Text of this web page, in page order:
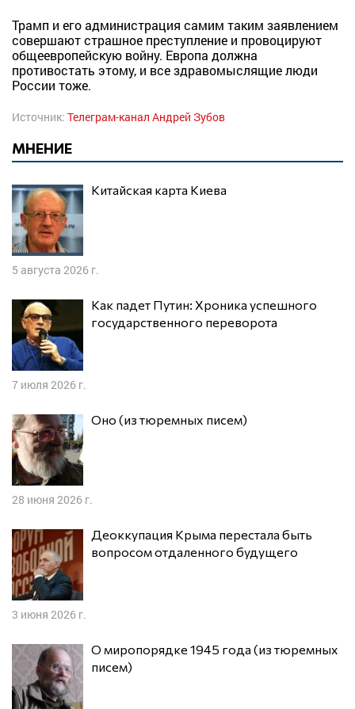
Трамп и его администрация самим таким заявлением
совершают страшное преступление и провоцируют
общеевропейскую войну. Европа должна
противостать этому, и все здравомыслящие люди
России тоже.
Источник: Телеграм-канал Андрей Зубов
МНЕНИЕ
Китайская карта Киева
5 августа 2026 г.
Как падет Путин: Хроника успешного
государственного переворота
7 июля 2026 г.
Оно (из тюремных писем)
28 июня 2026 г.
Деоккупация Крыма перестала быть
вопросом отдаленного будущего
3 июня 2026 г.
О миропорядке 1945 года (из тюремных
писем)